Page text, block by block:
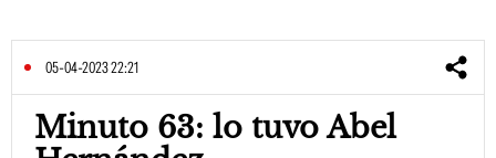
05-04-2023 22:21
Minuto 63: lo tuvo Abel